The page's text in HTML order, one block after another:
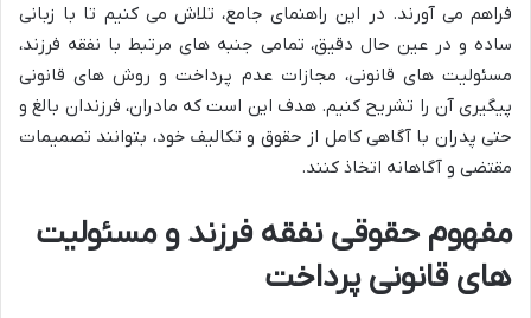
فراهم می آورند. در این راهنمای جامع، تلاش می کنیم تا با زبانی
ساده و در عین حال دقیق، تمامی جنبه های مرتبط با نفقه فرزند،
مسئولیت های قانونی، مجازات عدم پرداخت و روش های قانونی
پیگیری آن را تشریح کنیم. هدف این است که مادران، فرزندان بالغ و
حتی پدران با آگاهی کامل از حقوق و تکالیف خود، بتوانند تصمیمات
مقتضی و آگاهانه اتخاذ کنند.
مفهوم حقوقی نفقه فرزند و مسئولیت
های قانونی پرداخت